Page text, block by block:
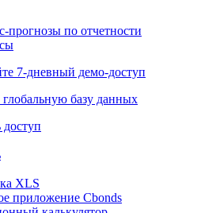
прогнозы по отчетности
7-дневный демо-доступ
базу данных
XLS
приложение Cbonds